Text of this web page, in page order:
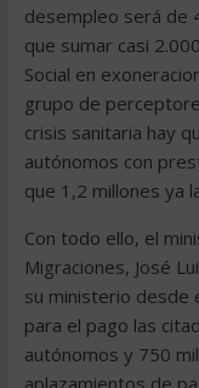
desempleo será de
que sumar casi
Social en
grupo de
crisis sanitaria hay
autónomos con
que 1,2 millones ya
Con todo ello, el
Migraciones, José
su ministerio desde
para el pago las
autónomos y 750
aplazamientos de